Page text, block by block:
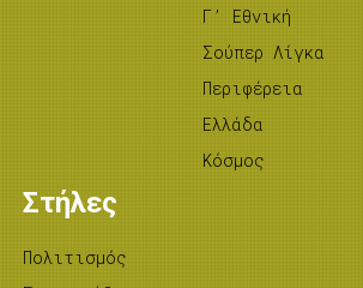
Γ’ Εθνική
Σούπερ Λίγκα
Περιφέρεια
Ελλάδα
Κόσμος
Στήλες
Πολιτισμός